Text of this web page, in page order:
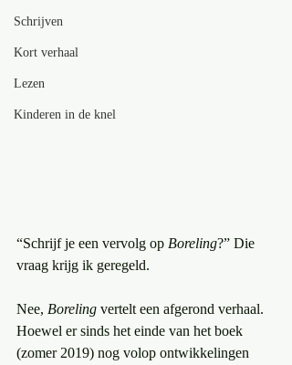
Schrijven
Kort verhaal
Lezen
Kinderen in de knel
“Schrijf je een vervolg op Boreling?” Die
vraag krijg ik geregeld.
Nee, Boreling vertelt een afgerond verhaal.
Hoewel er sinds het einde van het boek
(zomer 2019) nog volop ontwikkelingen